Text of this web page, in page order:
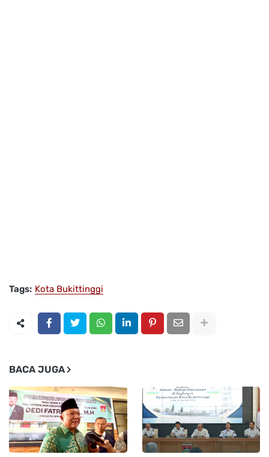
Tags: Kota Bukittinggi
BACA JUGA